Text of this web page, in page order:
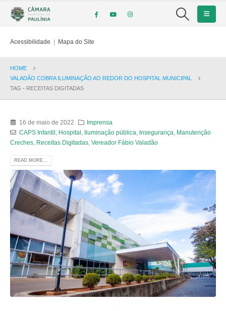
Acessibilidade | Mapa do Site
HOME
VALADÃO COBRA ILUMINAÇÃO AO REDOR DO HOSPITAL MUNICIPAL
TAG - RECEITAS DIGITADAS
16 de maio de 2022
Imprensa
CAPS Infantil
Hospital Iluminação pública Insegurança
Manutenção
Creches Receitas Digitadas Vereador Fábio Valadão
READ MORE...